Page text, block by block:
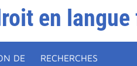
en langue
DE
RECHERCHES